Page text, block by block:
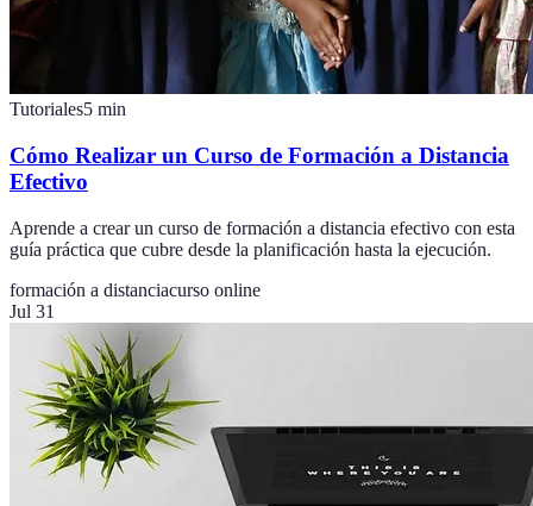
Tutoriales5 min
Cómo Realizar un Curso de Formación a Distancia
Efectivo
Aprende a crear un curso de formación a distancia efectivo con esta
guía práctica que cubre desde la planificación hasta la ejecución.
formación a distanciacurso online
Jul 31